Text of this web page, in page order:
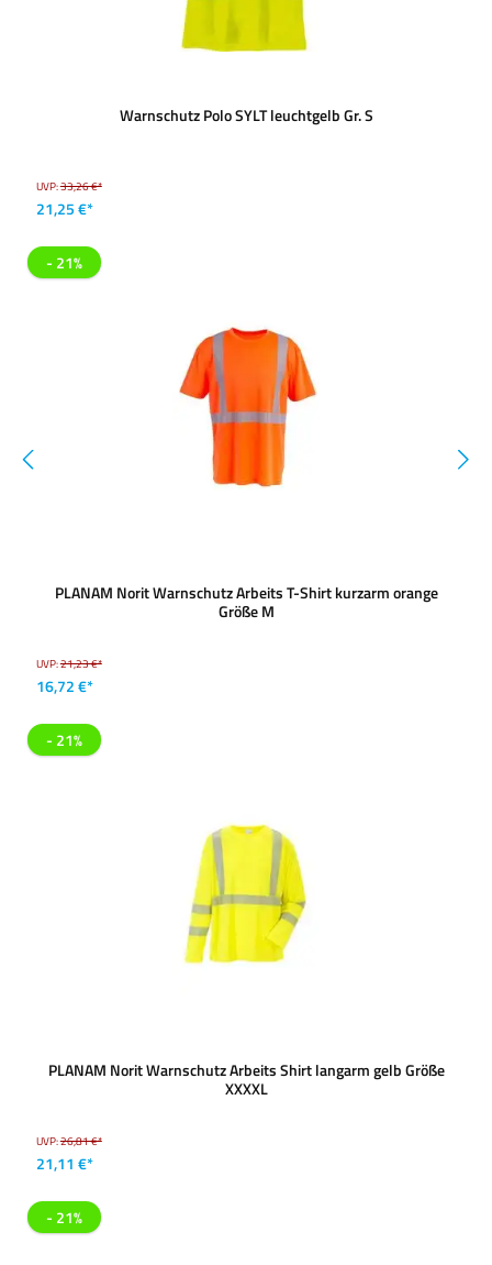
Warnschutz Polo SYLT leuchtgelb Gr. S
UVP:33,26 €*
21,25 €*
- 21%
PLANAM Norit Warnschutz Arbeits T-Shirt kurzarm orange
Größe M
UVP:21,23 €*
16,72 €*
- 21%
PLANAM Norit Warnschutz Arbeits Shirt langarm gelb Größe
XXXXL
UVP:26,81 €*
21,11 €*
- 21%